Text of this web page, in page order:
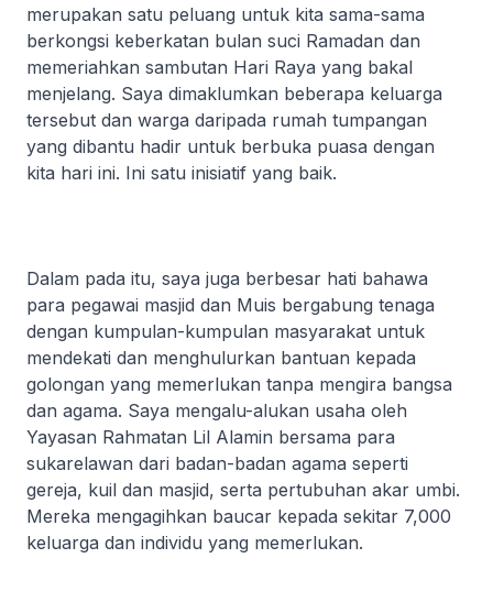
merupakan satu peluang untuk kita sama-sama
berkongsi keberkatan bulan suci Ramadan dan
memeriahkan sambutan Hari Raya yang bakal
menjelang. Saya dimaklumkan beberapa keluarga
tersebut dan warga daripada rumah tumpangan
yang dibantu hadir untuk berbuka puasa dengan
kita hari ini. Ini satu inisiatif yang baik.
Dalam pada itu, saya juga berbesar hati bahawa
para pegawai masjid dan Muis bergabung tenaga
dengan kumpulan-kumpulan masyarakat untuk
mendekati dan menghulurkan bantuan kepada
golongan yang memerlukan tanpa mengira bangsa
dan agama. Saya mengalu-alukan usaha oleh
Yayasan Rahmatan Lil Alamin bersama para
sukarelawan dari badan-badan agama seperti
gereja, kuil dan masjid, serta pertubuhan akar umbi.
Mereka mengagihkan baucar kepada sekitar 7,000
keluarga dan individu yang memerlukan.